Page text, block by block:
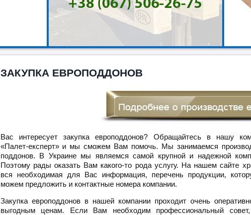
ЗАКУПКА ЕВРОПОДДОНОВ
Вас интересует закупка европоддонов? Обращайтесь в нашу
«Палет-експерт» и мы сможем Вам помочь. Мы занимаемся
поддонов. В Украине мы являемся самой крупной и надежной
Поэтому рады оказать Вам какого-то рода услугу. На нашем сайте
вся необходимая для Вас информация, перечень продукции,
можем предложить и контактные номера компании.
Закупка европоддонов в нашей компании проходит очень
выгодным ценам. Если Вам необходим профессиональный совет,